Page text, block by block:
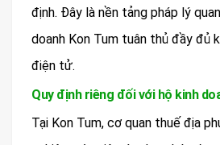
định. Đây là nền tảng pháp lý
doanh Kon Tum tuân thủ đầy đủ
điện tử.
Quy định riêng đối với hộ kinh
Tại Kon Tum, cơ quan thuế địa